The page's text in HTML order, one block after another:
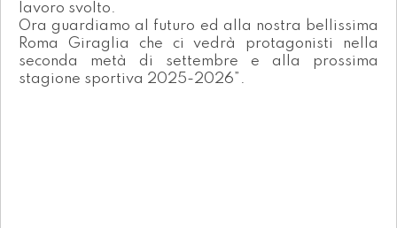
lavoro svolto.
Ora guardiamo al futuro ed alla nostra bellissima
Roma Giraglia che ci vedrà protagonisti nella
seconda metà di settembre e alla prossima
stagione sportiva 2025-2026”.